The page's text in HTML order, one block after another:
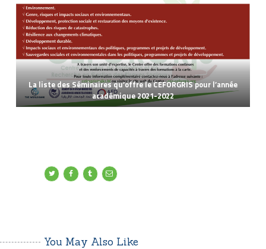
La liste des Séminaires qu’offre le CEFORGRIS pour l’année
académique 2021-2022
You May Also Like